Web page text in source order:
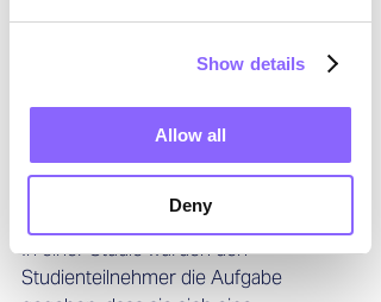
Show details
Allow all
Deny
sind. Das führt wiederum nämlich zu
Noradrenalin, welche
eher das bekannte “Fight or Flight”
Syndrom auslösen. Der präfrontale
Kortex setzt aus und
schlechte Entscheidungen.
In einer Studie wurden den
Studienteilnehmer die Aufgabe